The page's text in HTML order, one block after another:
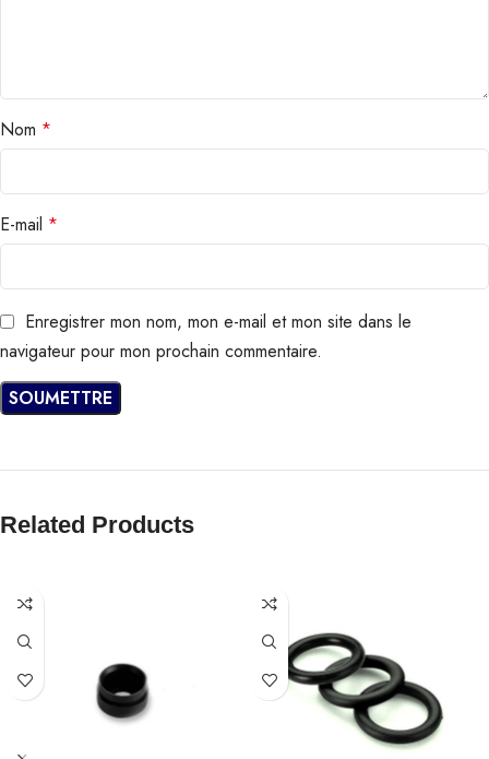
Nom *
E-mail *
Enregistrer mon nom, mon e-mail et mon site dans le
navigateur pour mon prochain commentaire.
Related Products